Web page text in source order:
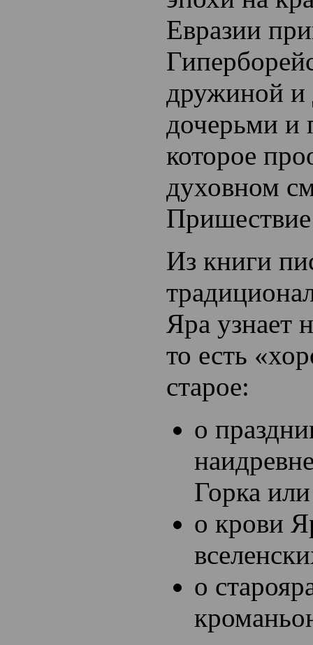
Евразии
дружиной и
дочерьми и
которое
духовном
Из книги
Яра узнает
то есть
старое:
о
Горка
о крови
о